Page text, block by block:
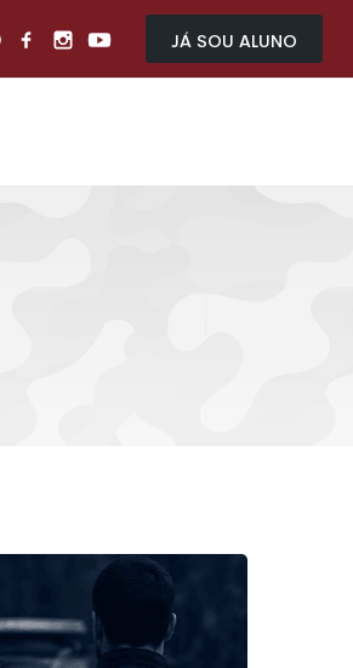
Já sou Aluno